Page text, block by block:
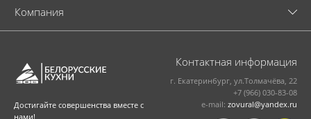
Достигайте совершенства вместе с
нами!
Компания
Контактная информация
г. Екатеринбург, ул.Толмачёва, 22
+7 (966) 030-83-08
e-mail: zovural@yandex.ru